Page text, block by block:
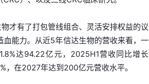
才有了打包管线组合、灵活安排权益的议
能力。从近5年信达生物的营收来看，一
达94.22亿元，2025H1营收同比增长
在2027年达到200亿元营收水平。